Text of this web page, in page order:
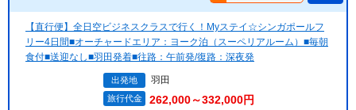
【直行便】全日空ビジネスクラスで行く！Myステイ☆シンガポールフ
リー4日間■オーチャードエリア：ヨーク泊（スーペリアルーム）■毎朝
食付■送迎なし■羽田発着■往路：午前発/復路：深夜発
出発地 羽田
旅行代金 262,000～332,000円